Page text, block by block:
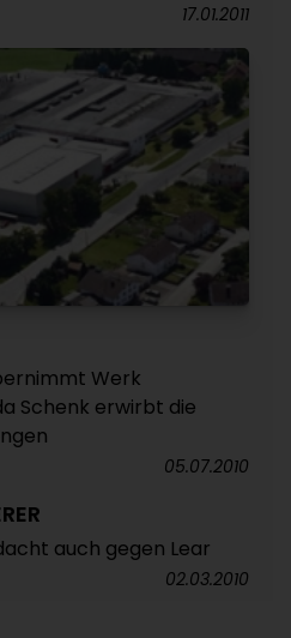
17.01.2011
Werk
Schenk erwirbt die
05.07.2010
auch gegen Lear
02.03.2010